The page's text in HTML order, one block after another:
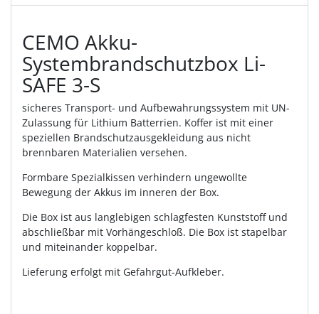
CEMO Akku-
Systembrandschutzbox Li-
SAFE 3-S
sicheres Transport- und Aufbewahrungssystem mit UN-
Zulassung für Lithium Batterrien. Koffer ist mit einer
speziellen Brandschutzausgekleidung aus nicht
brennbaren Materialien versehen.
Formbare Spezialkissen verhindern ungewollte
Bewegung der Akkus im inneren der Box.
Die Box ist aus langlebigen schlagfesten Kunststoff und
abschließbar mit Vorhängeschloß. Die Box ist stapelbar
und miteinander koppelbar.
Lieferung erfolgt mit Gefahrgut-Aufkleber.